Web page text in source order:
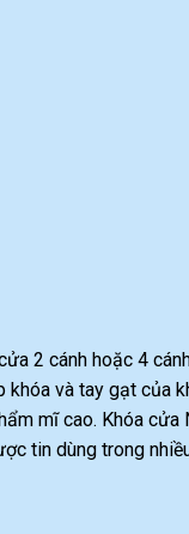
2 cánh hoặc 4
và tay gạt của
mĩ cao. Khóa cửa
tin dùng trong